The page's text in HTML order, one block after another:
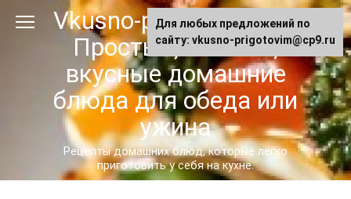
Vkusno-prigotovim.ru -
Простые, сытные,
вкусные домашние
блюда для обеда или
ужина
Рецепты домашних блюд, которые легко
приготовить у себя на кухне.
Для любых предложений по
сайту: vkusno-prigotovim@cp9.ru